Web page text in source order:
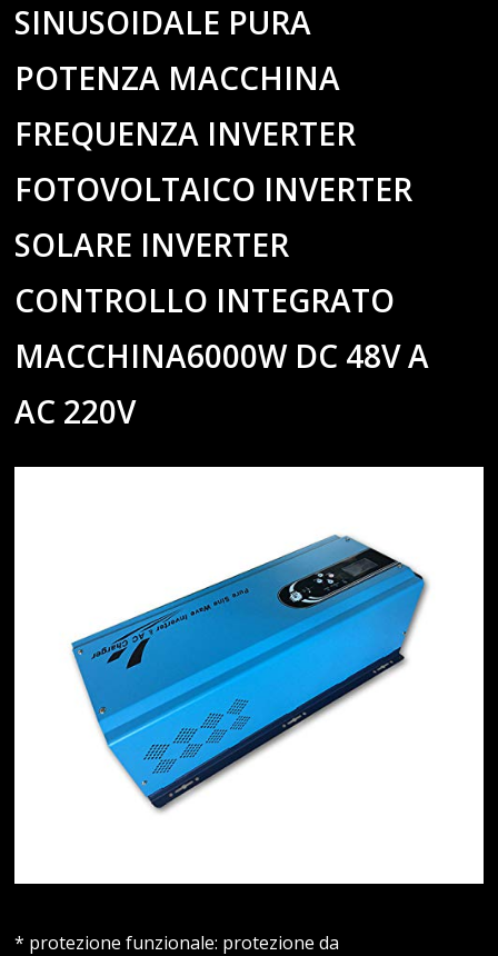
SINUSOIDALE PURA
POTENZA MACCHINA
FREQUENZA INVERTER
FOTOVOLTAICO INVERTER
SOLARE INVERTER
CONTROLLO INTEGRATO
MACCHINA6000W DC 48V A
AC 220V
* protezione funzionale: protezione da